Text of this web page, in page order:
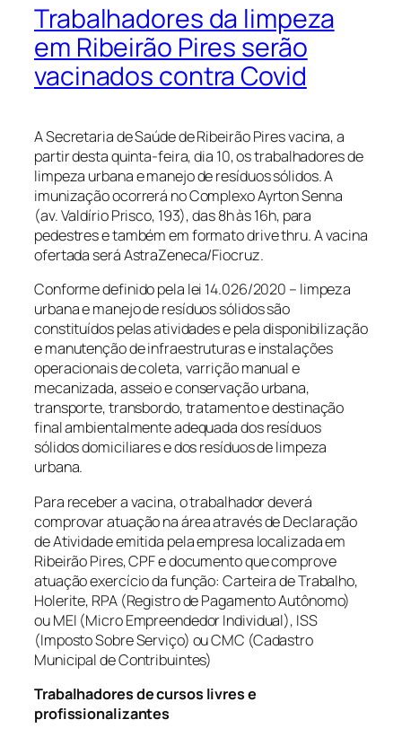
Trabalhadores da limpeza
em Ribeirão Pires serão
vacinados contra Covid
A Secretaria de Saúde de Ribeirão Pires vacina, a
partir desta quinta-feira, dia 10, os trabalhadores de
limpeza urbana e manejo de resíduos sólidos. A
imunização ocorrerá no Complexo Ayrton Senna
(av. Valdírio Prisco, 193), das 8h às 16h, para
pedestres e também em formato drive thru. A vacina
ofertada será AstraZeneca/Fiocruz.
Conforme definido pela lei 14.026/2020 – limpeza
urbana e manejo de resíduos sólidos são
constituídos pelas atividades e pela disponibilização
e manutenção de infraestruturas e instalações
operacionais de coleta, varrição manual e
mecanizada, asseio e conservação urbana,
transporte, transbordo, tratamento e destinação
final ambientalmente adequada dos resíduos
sólidos domiciliares e dos resíduos de limpeza
urbana.
Para receber a vacina, o trabalhador deverá
comprovar atuação na área através de Declaração
de Atividade emitida pela empresa localizada em
Ribeirão Pires, CPF e documento que comprove
atuação exercício da função: Carteira de Trabalho,
Holerite, RPA (Registro de Pagamento Autônomo)
ou MEI (Micro Empreendedor Individual), ISS
(Imposto Sobre Serviço) ou CMC (Cadastro
Municipal de Contribuintes)
Trabalhadores de cursos livres e
profissionalizantes